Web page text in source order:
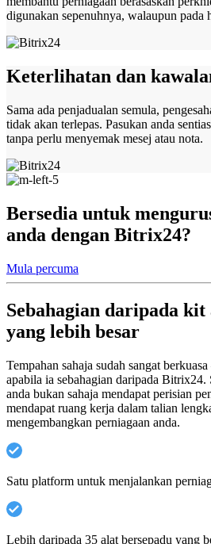
digunakan sepenuhnya, walaupun pada
Keterlihatan dan
Sama ada penjadualan semula,
tidak akan terlepas. Pasukan anda
tanpa perlu menyemak mesej atau nota.
Bersedia untuk
anda dengan Bitrix24?
Mula percuma
Sebahagian daripada
yang lebih besar
Tempahan sahaja sudah sangat
apabila ia sebahagian daripada Bitrix24.
anda bukan sahaja mendapat perisian
mendapat ruang kerja dalam talian
mengembangkan perniagaan anda.
Satu platform untuk menjalankan
Lebih daripada 35 alat bersepadu yang